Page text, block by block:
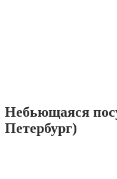
Небьющаяся
Петербург)